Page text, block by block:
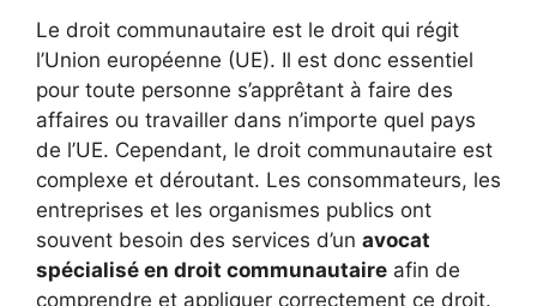
Le droit communautaire est le droit qui régit
l’Union européenne (UE). Il est donc essentiel
pour toute personne s’apprêtant à faire des
affaires ou travailler dans n’importe quel pays
de l’UE. Cependant, le droit communautaire est
complexe et déroutant. Les consommateurs, les
entreprises et les organismes publics ont
souvent besoin des services d’un avocat
spécialisé en droit communautaire afin de
comprendre et appliquer correctement ce droit.